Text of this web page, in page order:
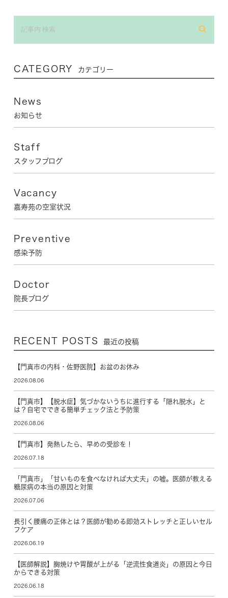
CATEGORY カテゴリー
News
お知らせ
Staff
スタッフブログ
Vacancy
嘉寿苑の空室状況
Preventive
感染予防
Doctor
院長ブログ
RECENT POSTS 最近の投稿
【門真市の内科・佐野医院】お盆のお休み
2026.08.06
【門真市】【脱水症】気づかないうちに進行する「隠れ脱水」と
は？自宅でできる簡単チェック法と予防策
2026.08.06
【門真市】発熱したら、早めの受診を！
2026.07.18
「門真市」「甘いものを食べなければ大丈夫」の嘘。医師が教える
糖尿病の本当の原因と対策
2026.07.06
長引く腰痛の正体とは？医師が勧める即効ストレッチと正しいセル
フケア
2026.06.19
【医師解説】胸焼けや胃酸が上がる「逆流性食道炎」の原因と今日
からできる対策
2026.06.18